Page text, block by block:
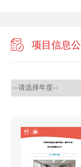
项目信息